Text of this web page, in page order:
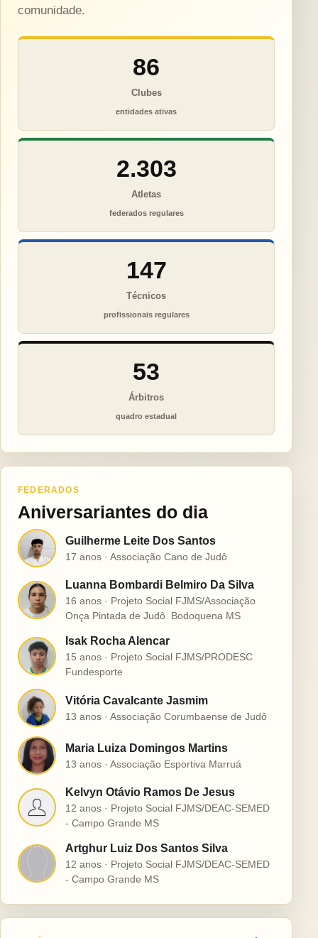
comunidade.
86
Clubes
entidades ativas
2.303
Atletas
federados regulares
147
Técnicos
profissionais regulares
53
Árbitros
quadro estadual
FEDERADOS
Aniversariantes do dia
G Guilherme Leite Dos Santos
17 anos · Associação Cano de Judô
L
Luanna Bombardi Belmiro Da Silva
16 anos · Projeto Social FJMS/Associação
Onça Pintada de Judô  Bodoquena MS
I
Isak Rocha Alencar
15 anos · Projeto Social FJMS/PRODESC
Fundesporte
V Vitória Cavalcante Jasmim
13 anos · Associação Corumbaense de Judô
M Maria Luiza Domingos Martins
13 anos · Associação Esportiva Marruá
K
Kelvyn Otávio Ramos De Jesus
12 anos · Projeto Social FJMS/DEAC-SEMED
- Campo Grande MS
Artghur Luiz Dos Santos Silva
12 anos · Projeto Social FJMS/DEAC-SEMED
- Campo Grande MS